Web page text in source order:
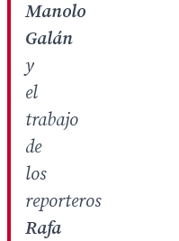
Manolo
Galán
y
el
trabajo
de
los
reporteros
Rafa